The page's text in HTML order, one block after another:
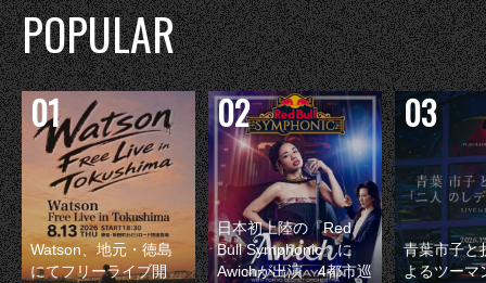
POPULAR
Watson、地元・徳島
にてフリーライブ開
日本初上陸の『Red
Bull Symphonic』に
Awichが出演 4都市巡
青葉市子と
よるツーマ